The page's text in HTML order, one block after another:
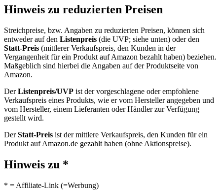
Hinweis zu reduzierten Preisen
Streichpreise, bzw. Angaben zu reduzierten Preisen, können sich
entweder auf den Listenpreis (die UVP; siehe unten) oder den
Statt-Preis (mittlerer Verkaufspreis, den Kunden in der
Vergangenheit für ein Produkt auf Amazon bezahlt haben) beziehen.
Maßgeblich sind hierbei die Angaben auf der Produktseite von
Amazon.
DerListenpreis/UVP ist der vorgeschlagene oder empfohlene
Verkaufspreis eines Produkts, wie er vom Hersteller angegeben und
vom Hersteller, einem Lieferanten oder Händler zur Verfügung
gestellt wird.
DerStatt-Preis ist der mittlere Verkaufspreis, den Kunden für ein
Produkt auf Amazon.de gezahlt haben (ohne Aktionspreise).
Hinweis zu *
* = Affiliate-Link (=Werbung)